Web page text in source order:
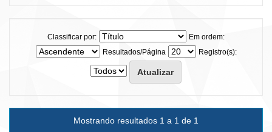
Classificar por:
Em ordem:
Resultados/Página
Registro(s):
Mostrando resultados 1 a 1 de 1